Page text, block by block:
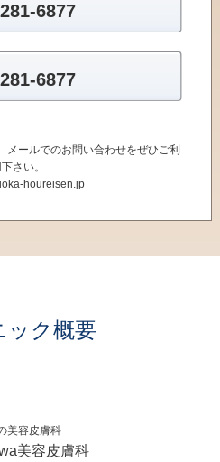
6877
6877
メールでのお問い合わせをぜひご利
さい。
houreisen.jp
ック概要
美容皮膚科
美容皮膚科